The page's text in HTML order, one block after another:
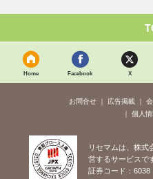
Home Facebook X
お問合せ 広告掲載
個人
リセマムは、株式
営するサービスで
証券コード：6038